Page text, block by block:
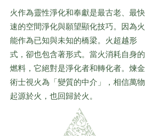
​火作為靈性淨化和奉獻是最古老、最快
速的空間淨化與願望顯化技巧。因為火
能作為已知與未知的橋梁。火超越形
式，卻也包含著形式。當火消耗自身的
燃料，它絕對是淨化者和轉化者。煉金
術士視火為「變質的中介」，相信萬物
起源於火，也回歸於火。